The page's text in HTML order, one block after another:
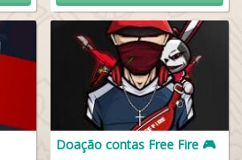
Doação contas Free Fire 🎮